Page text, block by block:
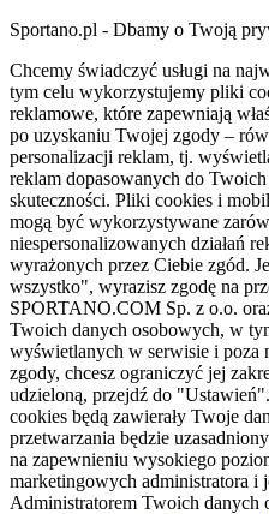
Sportano.pl - Dbamy o Twoją
Chcemy świadczyć usługi na
tym celu wykorzystujemy pliki
reklamowe, które zapewniają
po uzyskaniu Twojej zgody –
personalizacji reklam, tj.
reklam dopasowanych do
skuteczności. Pliki cookies i
mogą być wykorzystywane
niespersonalizowanych działań
wyrażonych przez Ciebie zgód.
wszystko", wyrazisz zgodę na
SPORTANO.COM Sp. z o.o.
Twoich danych osobowych, w
wyświetlanych w serwisie i poza
zgody, chcesz ograniczyć jej
udzieloną, przejdź do
cookies będą zawierały Twoje
przetwarzania będzie
na zapewnieniu wysokiego
marketingowych administratora i
Administratorem Twoich danych